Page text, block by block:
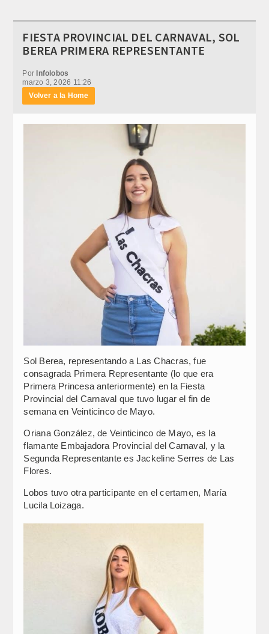
FIESTA PROVINCIAL DEL CARNAVAL, SOL
BEREA PRIMERA REPRESENTANTE
PorInfolobos
marzo 3, 2026 11:26
Volver a la Home
Sol Berea, representando a Las Chacras, fue
consagrada Primera Representante (lo que era
Primera Princesa anteriormente) en la Fiesta
Provincial del Carnaval que tuvo lugar el fin de
semana en Veinticinco de Mayo.
Oriana González, de Veinticinco de Mayo, es la
flamante Embajadora Provincial del Carnaval, y la
Segunda Representante es Jackeline Serres de Las
Flores.
Lobos tuvo otra participante en el certamen, María
Lucila Loizaga.